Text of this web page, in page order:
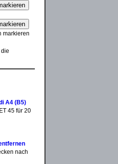
markieren
die
A4 (B5)
45 für 20
nach